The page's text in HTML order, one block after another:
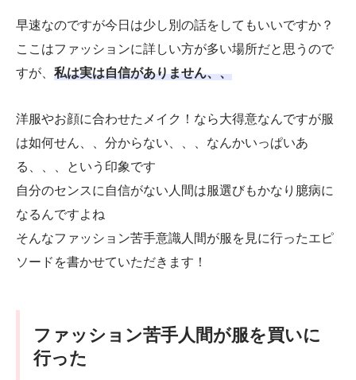
早速なのですが今日は少し別の話をしてもいいですか？
ここはファッションに詳しい方が多い場所だと思うので
すが、 私は実は自信がありません、、
洋服やお顔に合わせたメイク！なら大得意なんですが服
は如何せん、、分からない、、、なんかいっぱいあ
る、、、という印象です
自分のセンスに自信がない人間は服選びもかなり臆病に
なるんですよね
そんなファッション苦手意識人間が服を見に行ったエピ
ソードを書かせていただきます！
ファッション苦手人間が服を買いに
行った